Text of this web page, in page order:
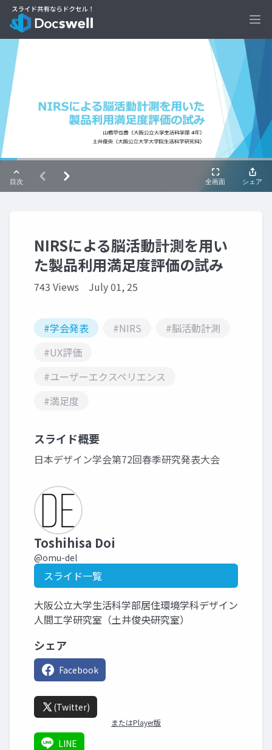
NIRSによる脳活動計測を用い
た製品利用満足度評価の試み
743 Views July 01, 25
#学会発表 #NIRS
#脳活動計測
#UX評価
#ユーザーエクスペリエンス
#満足度
スライド概要
日本デザイン学会第72回春季研究発表大会
Toshihisa Doi
@omu-del
スライド一覧
大阪公立大学生活科学部居住環境学科デザイン
人間工学研究室（土井俊央研究室）
シェア
Facebook
(Twitter)
またはPlayer版
LINE